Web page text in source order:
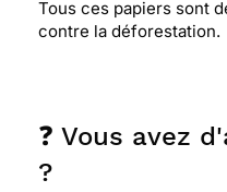
Tous ces papiers sont
contre la déforestation.
❓ Vous avez
?